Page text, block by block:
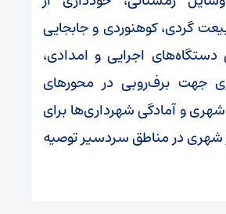
گردی، کوهنوردی و جابجایی
دستگاه‌های اجرایی و امدادی،
جهت برف‌روبی در محورهای
و آمادگی شهرداری‌ها برای
شهری در مناطق سردسیر توصیه